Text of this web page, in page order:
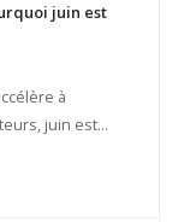
juin est
à
juin est...